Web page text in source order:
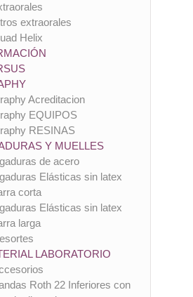
extraorales
Helix
Acreditacion
EQUIPOS
RESINAS
Y MUELLES
de acero
Elásticas sin latex
corta
Elásticas sin latex
larga
LABORATORIO
Roth 22 Inferiores con